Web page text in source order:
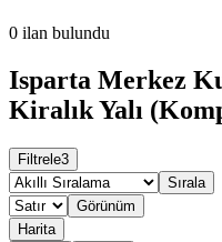
0 ilan bulundu
Isparta Merkez
Kiralık Yalı
Filtrele3
Sırala
Görünüm
Harita